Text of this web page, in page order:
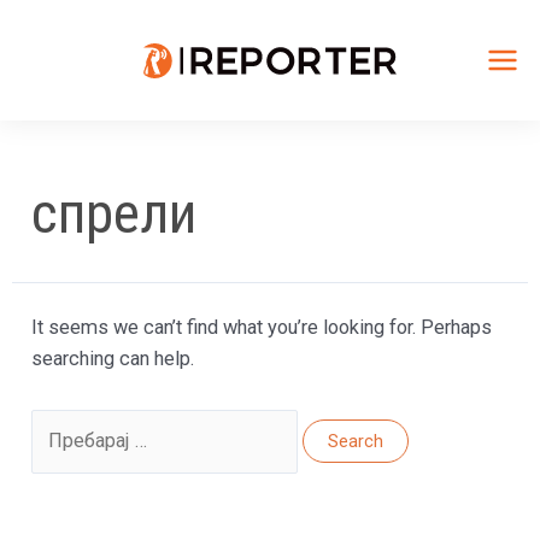
спрели
It seems we can’t find what you’re looking for. Perhaps
searching can help.